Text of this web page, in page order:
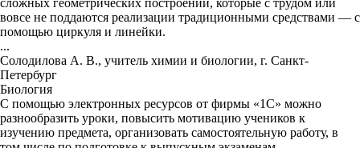
вовсе не поддаются реализации традиционными средствами — с
помощью циркуля и линейки.
...
Солодилова А. В., учитель химии и биологии, г. Санкт-
Петербург
Биология
С помощью электронных ресурсов от фирмы «1С» можно
разнообразить уроки, повысить мотивацию учеников к
изучению предмета, организовать самостоятельную работу, в